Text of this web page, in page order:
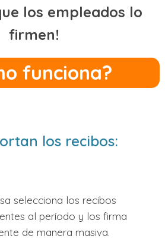
los empleados lo
firmen!
funciona?
los recibos:
selecciona los recibos
al período y los firma
de manera masiva.